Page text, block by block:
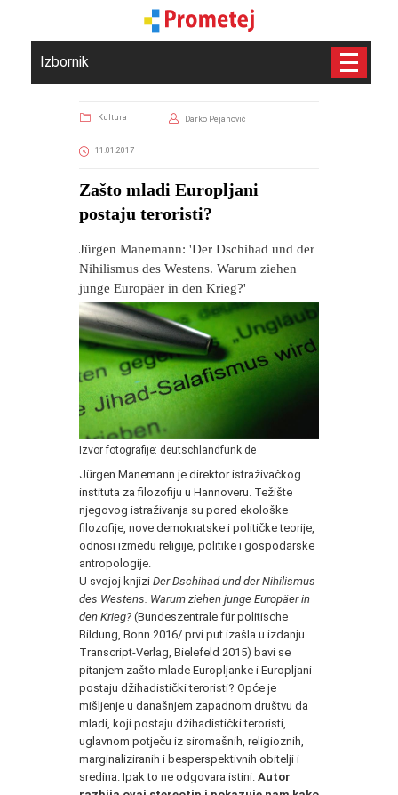
Izbornik
Kultura Darko Pejanović
11.01.2017
Zašto mladi Europljani
postaju teroristi?
Jürgen Manemann: 'Der Dschihad und der
Nihilismus des Westens. Warum ziehen
junge Europäer in den Krieg?'
Izvor fotografije: deutschlandfunk.de
Jürgen Manemann je direktor istraživačkog
instituta za filozofiju u Hannoveru. Težište
njegovog istraživanja su pored ekološke
filozofije, nove demokratske i političke teorije,
odnosi između religije, politike i gospodarske
antropologije.
U svojoj knjizi Der Dschihad und der Nihilismus
des Westens. Warum ziehen junge Europäer in
den Krieg? (Bundeszentrale für politische
Bildung, Bonn 2016/ prvi put izašla u izdanju
Transcript-Verlag, Bielefeld 2015) bavi se
pitanjem zašto mlade Europljanke i Europljani
postaju džihadistički teroristi? Opće je
mišljenje u današnjem zapadnom društvu da
mladi, koji postaju džihadistički teroristi,
uglavnom potječu iz siromašnih, religioznih,
marginaliziranih i besperspektivnih obitelji i
sredina. Ipak to ne odgovara istini. Autor